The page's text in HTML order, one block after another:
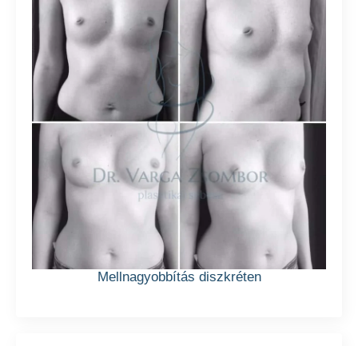
Mellnagyobbítás diszkréten